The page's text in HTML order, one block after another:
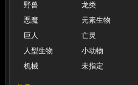
野兽
龙类
恶魔
元素生物
巨人
亡灵
人型生物
小动物
机械
未指定